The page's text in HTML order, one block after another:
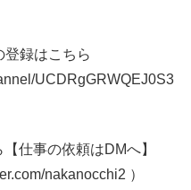
録はこちら
UCDRgGRWQEJ0S3
仕事の依頼はDMへ】
nakanocchi2 ）